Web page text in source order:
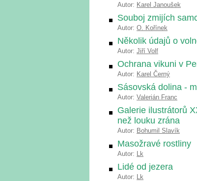
Autor: Karel Janoušek
Souboj zmijích
Autor: O. Kořínek
Několik údajů o
Autor: Jiří Volf
Ochrana vikuni v
Autor: Karel Černý
Sásovská dolina -
Autor: Valerián Franc
Galerie ilustrátorů
než louku zrána
Autor: Bohumil Slavík
Masožravé rostliny
Autor: Lk
Lidé od jezera
Autor: Lk